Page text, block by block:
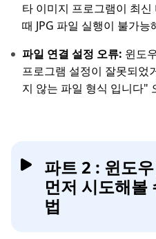
타 이미지 프로그램이 최
때 JPG 파일 실행이 불가능
파일 연결 설정 오류: 윈도
프로그램 설정이 잘못되었
지 않는 파일 형식 입니다"
파트 2 : 윈도
먼저 시도해볼
법